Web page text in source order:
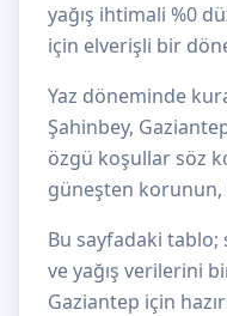
yağış ihtimali %0
için elverişli bir
Yaz döneminde
Şahinbey,
özgü koşullar söz
güneşten korunun,
Bu sayfadaki tablo;
ve yağış verilerini
Gaziantep için